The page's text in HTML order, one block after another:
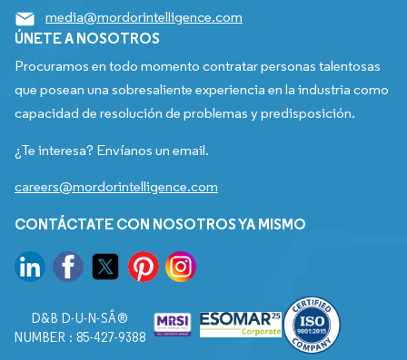
media@mordorintelligence.com
ÚNETE A NOSOTROS
Procuramos en todo momento contratar personas talentosas
que posean una sobresaliente experiencia en la industria como
capacidad de resolución de problemas y predisposición.
¿Te interesa? Envíanos un email.
careers@mordorintelligence.com
CONTÁCTATE CON NOSOTROS YA MISMO
D&B D-U-N-SÂ®
NUMBER : 85-427-9388